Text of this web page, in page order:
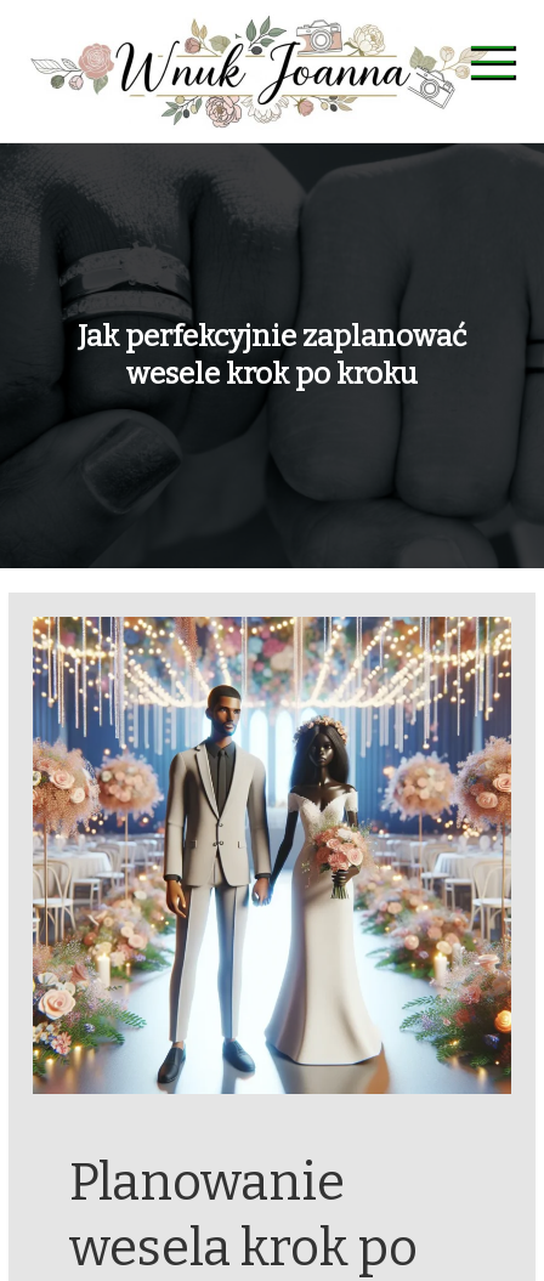
content
Wnuk Joanna
Jak perfekcyjnie zaplanować
wesele krok po kroku
Planowanie
wesela krok po